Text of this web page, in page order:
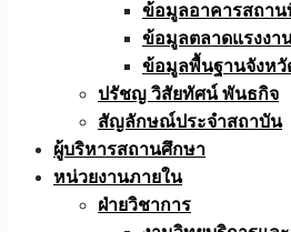
ข้อมูลอาคารสถาน
ข้อมูลตลาดแรงงา
ข้อมูลพื้นฐานจังหวั
ปรัชญ วิสัยทัศน์ พันธกิจ
สัญลักษณ์ประจำสถาบัน
ผู้บริหารสถานศึกษา
หน่วยงานภายใน
ฝ่ายวิชาการ